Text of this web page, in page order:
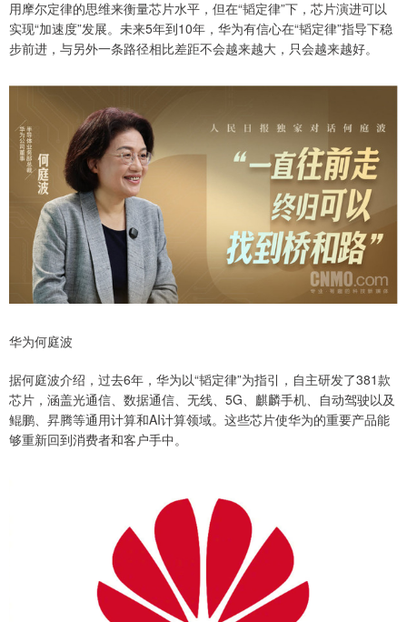
用摩尔定律的思维来衡量芯片水平，但在“韬定律”下，芯片演进可以
实现“加速度”发展。未来5年到10年，华为有信心在“韬定律”指导下稳
步前进，与另外一条路径相比差距不会越来越大，只会越来越好。
华为何庭波
据何庭波介绍，过去6年，华为以“韬定律”为指引，自主研发了381款
芯片，涵盖光通信、数据通信、无线、5G、麒麟手机、自动驾驶以及
鲲鹏、昇腾等通用计算和AI计算领域。这些芯片使华为的重要产品能
够重新回到消费者和客户手中。